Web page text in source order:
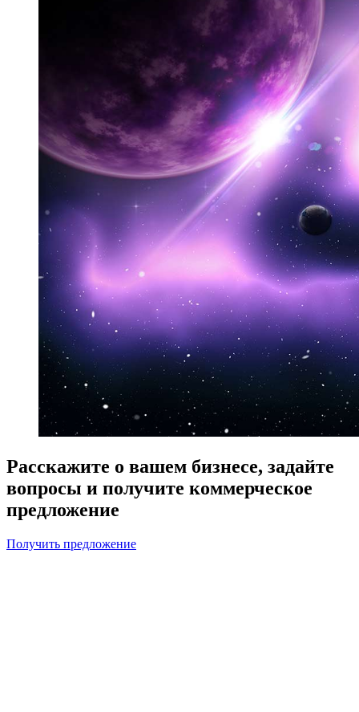
Расскажите о вашем бизнесе, задайте
вопросы и получите коммерческое
предложение
Получить предложение